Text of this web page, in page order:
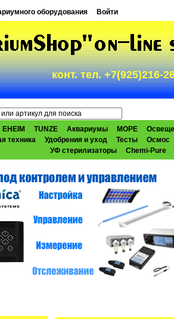
оборудования Войти
конт. тел. +7(925)216-
EHEIM TUNZE Аквариумы МОРЕ
техника Удобрения и уход Тесты
Осмос
УФ стерилизаторы
Chemi-Pure